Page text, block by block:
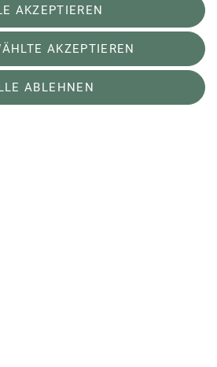
in Ansätzen testen,
wird an der Außenwand
jede Menge. Freut euch
neue Routen. Auch unsere
nicht abgesagt, nur verlegen
moderatere
AKZEPTIEREN
AKZEPTIEREN
ABLEHNEN